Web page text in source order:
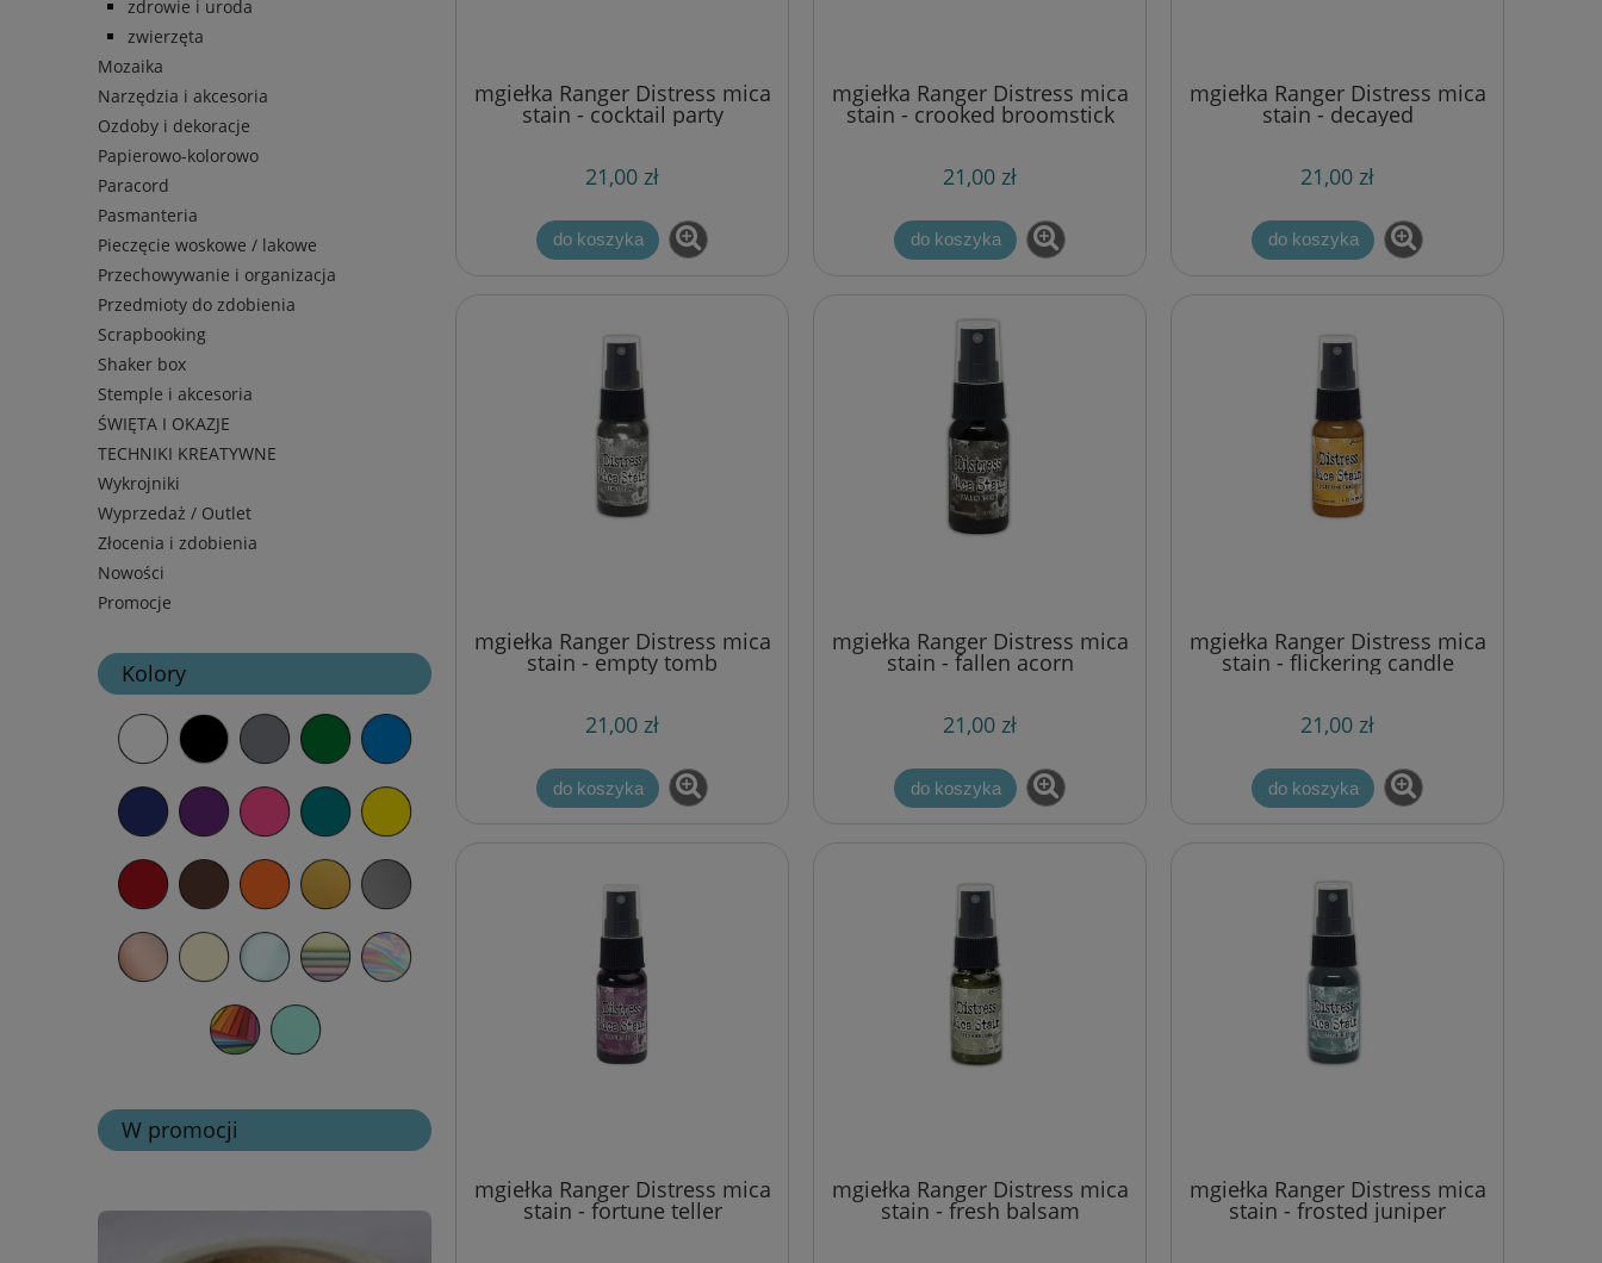
zdrowie i uroda
zwierzęta
Mozaika
Narzędzia i akcesoria
Ozdoby i dekoracje
Papierowo-kolorowo
Paracord
Pasmanteria
Pieczęcie woskowe / lakowe
Przechowywanie i organizacja
Przedmioty do zdobienia
Scrapbooking
Shaker box
Stemple i akcesoria
ŚWIĘTA I OKAZJE
TECHNIKI KREATYWNE
Wykrojniki
Wyprzedaż / Outlet
Złocenia i zdobienia
Nowości
Promocje
Kolory
W promocji
mgiełka Ranger Distress mica
stain - cocktail party
21,00 zł
do koszyka
mgiełka Ranger Distress mica
stain - crooked broomstick
21,00 zł
do koszyka
mgiełka Ranger Distress mica
stain - decayed
21,00 zł
do koszyka
mgiełka Ranger Distress mica
stain - empty tomb
21,00 zł
do koszyka
mgiełka Ranger Distress mica
stain - fallen acorn
21,00 zł
do koszyka
mgiełka Ranger Distress mica
stain - flickering candle
21,00 zł
do koszyka
mgiełka Ranger Distress mica
stain - fortune teller
mgiełka Ranger Distress mica
stain - fresh balsam
mgiełka Ranger Distress mica
stain - frosted juniper